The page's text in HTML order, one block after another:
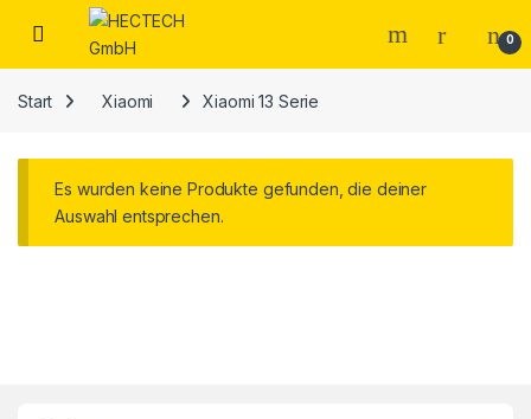
Open 0
Start Xiaomi Xiaomi 13 Serie
Es wurden keine Produkte gefunden, die deiner
Auswahl entsprechen.